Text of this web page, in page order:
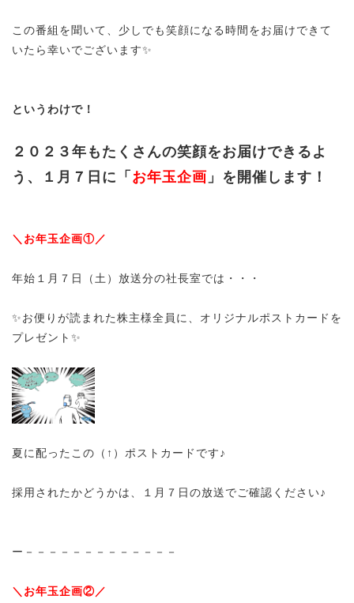
この番組を聞いて、少しでも笑顔になる時間をお届けできて
いたら幸いでございます✨
というわけで！
２０２３年もたくさんの笑顔をお届けできるよ
う、１月７日に「 お年玉企画 」を開催します！
＼お年玉企画①／
年始１月７日（土）放送分の社長室では・・・
✨お便りが読まれた株主様全員に、オリジナルポストカードを
プレゼント✨
夏に配ったこの（↑）ポストカードです♪
採用されたかどうかは、１月７日の放送でご確認ください♪
ー－－－－－－－－－－－－－
＼お年玉企画②／